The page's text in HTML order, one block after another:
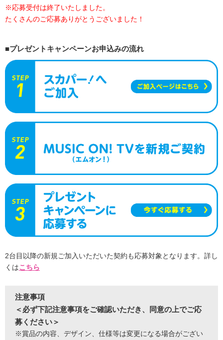
※応募受付は終了いたしました。
たくさんのご応募ありがとうございました！
■プレゼントキャンペーンお申込みの流れ
2台目以降の新規ご加入いただいた契約も応募対象となります。詳し
くはこちら
注意事項
＜必ず下記注意事項をご確認いただき、同意の上でご応
募ください＞
※賞品の内容、デザイン、仕様等は変更になる場合がござい